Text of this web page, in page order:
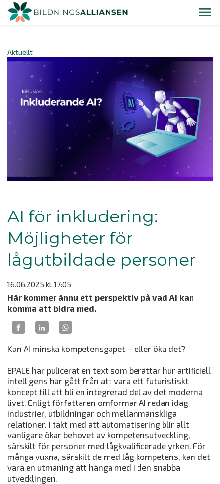
Aktuellt
AI för inkludering:
Möjligheter för
lågutbildade personer
16.06.2025 kl. 17:05
Här kommer ännu ett perspektiv på vad AI kan
komma att bidra med.
Kan AI minska kompetensgapet – eller öka det?
EPALE har pulicerat en text som berättar hur artificiell
intelligens har gått från att vara ett futuristiskt
koncept till att bli en integrerad del av det moderna
livet. Enligt författaren omformar AI redan idag
industrier, utbildningar och mellanmänskliga
relationer. I takt med att automatisering blir allt
vanligare ökar behovet av kompetensutveckling,
särskilt för personer med lågkvalificerade yrken. För
många vuxna, särskilt de med låg kompetens, kan det
vara en utmaning att hänga med i den snabba
utvecklingen.